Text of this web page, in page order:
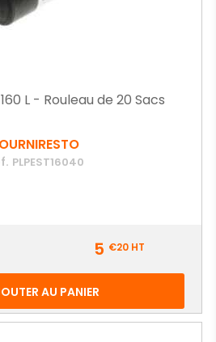
L - Rouleau de 20 Sacs
PLPEST16040
5 €20HT
AU PANIER